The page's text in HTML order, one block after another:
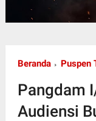
Beranda Puspen
Pangdam
Audiensi